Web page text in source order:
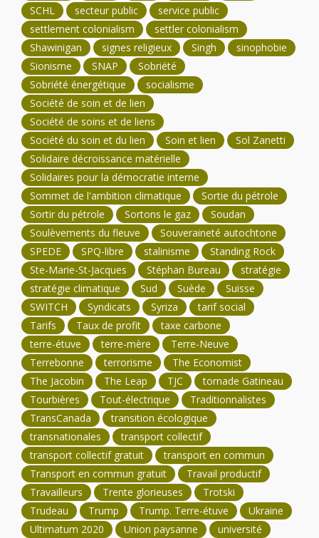
SCHL
secteur public
service public
settlement colonialism
settler colonialism
Shawinigan
signes religieux Singh
sinophobie
Sionisme
SNAP
Sobriété
Sobriété énergétique
socialisme
Société de soin et de lien
Société de soins et de liens
Société du soin et du lien
Soin et lien
Sol Zanetti
Solidaire décroissance matérielle
Solidaires pour la démocratie interne
Sommet de l'ambition climatique
Sortie du pétrole
Sortir du pétrole
Sortons le gaz
Soudan
Soulèvements du fleuve
Souveraineté autochtone
SPEDE
SPQ-libre stalinisme
Standing Rock
Ste-Marie-St-Jacques
Stéphan Bureau
stratégie
stratégie climatique
Sud Suède
Suisse
SWITCH
Syndicats Syriza
tarif social
Tarifs
Taux de profit
taxe carbone
terre-étuve
terre-mère
Terre-Neuve
Terrebonne
terrorisme
The Economist
The Jacobin
The Leap TJC
tornade Gatineau
Tourbières
Tout-électrique
Traditionnalistes
TransCanada
transition écologique
transnationales
transport collectif
transport collectif gratuit
transport en commun
Transport en commun gratuit
Travail productif
Travailleurs
Trente glorieuses
Trotski
Trudeau
Trump Trump. Terre-étuve
Ukraine
Ultimatum 2020
Union paysanne
université